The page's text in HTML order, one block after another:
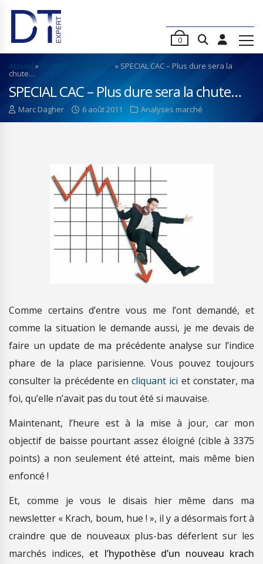
0
Accueil »Analyses de marché » SPECIAL CAC – Plus dure sera la
chute…
SPECIAL CAC – Plus dure sera la chute…
Marc Dagher 6 août 2011 Analyses marché
Comme certains d’entre vous me l’ont demandé, et
comme la situation le demande aussi, je me devais de
faire un update de ma précédente analyse sur l’indice
phare de la place parisienne. Vous pouvez toujours
consulter la précédente en cliquant ici et constater, ma
foi, qu’elle n’avait pas du tout été si mauvaise.
Maintenant, l’heure est à la mise à jour, car mon
objectif de baisse pourtant assez éloigné (cible à 3375
points) a non seulement été atteint, mais même bien
enfoncé !
Et, comme je vous le disais hier même dans ma
newsletter « Krach, boum, hue ! », il y a désormais fort à
craindre que de nouveaux plus-bas déferlent sur les
marchés indices, et l’hypothèse d’un nouveau krach